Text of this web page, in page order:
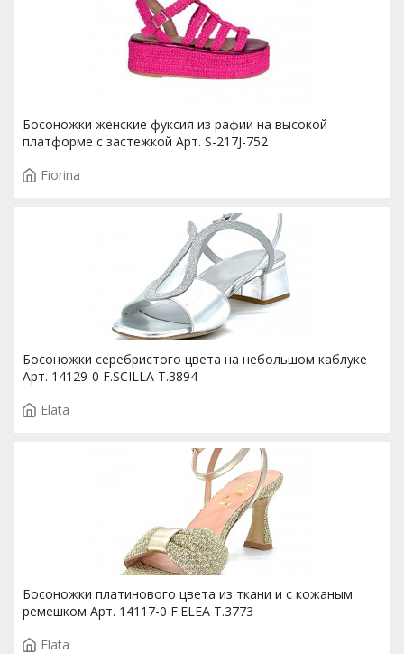
Босоножки женские фуксия из рафии на высокой
платформе с застежкой Арт. S-217J-752
Fiorina
Босоножки серебристого цвета на небольшом каблуке
Арт. 14129-0 F.SCILLA T.3894
Elata
Босоножки платинового цвета из ткани и с кожаным
ремешком Арт. 14117-0 F.ELEA T.3773
Elata